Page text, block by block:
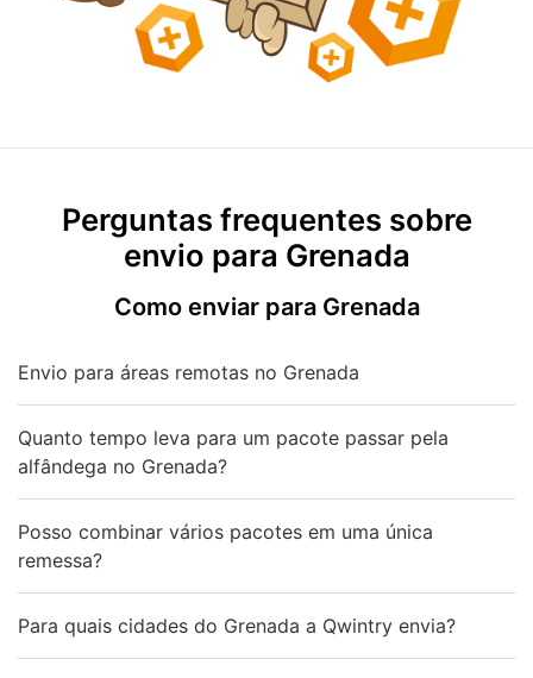
Perguntas frequentes sobre
envio para Grenada
Como enviar para Grenada
Envio para áreas remotas no Grenada
Quanto tempo leva para um pacote passar pela
alfândega no Grenada?
Posso combinar vários pacotes em uma única
remessa?
Para quais cidades do Grenada a Qwintry envia?